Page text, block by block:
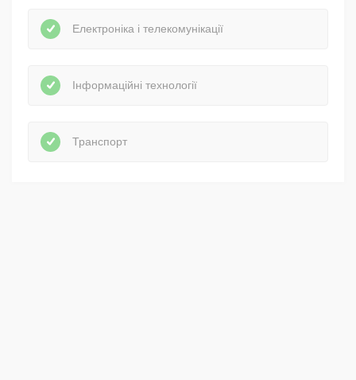
Електроніка і телекомунікації
Інформаційні технології
Транспорт